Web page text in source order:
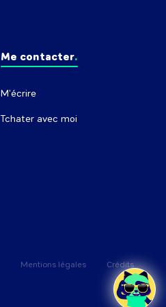
Me contacter
M'écrire
Tchater avec moi
Mentions légales Crédits